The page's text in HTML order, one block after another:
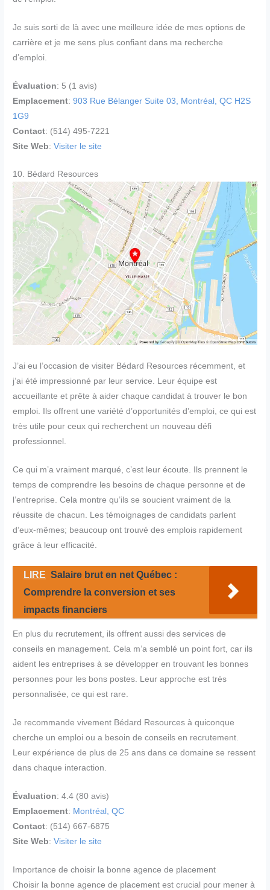
Je suis sorti de là avec une meilleure idée de mes options de
carrière et je me sens plus confiant dans ma recherche
d’emploi.
Évaluation: 5 (1 avis)
Emplacement:903 Rue Bélanger Suite 03, Montréal, QC H2S
1G9
Contact: (514) 495-7221
Site Web:Visiter le site
10. Bédard Resources
J’ai eu l’occasion de visiter Bédard Resources récemment, et
j’ai été impressionné par leur service. Leur équipe est
accueillante et prête à aider chaque candidat à trouver le bon
emploi. Ils offrent une variété d’opportunités d’emploi, ce qui est
très utile pour ceux qui recherchent un nouveau défi
professionnel.
Ce qui m’a vraiment marqué, c’est leur écoute. Ils prennent le
temps de comprendre les besoins de chaque personne et de
l’entreprise. Cela montre qu’ils se soucient vraiment de la
réussite de chacun. Les témoignages de candidats parlent
d’eux-mêmes; beaucoup ont trouvé des emplois rapidement
grâce à leur efficacité.
LIRE Salaire brut en net Québec :
Comprendre la conversion et ses
impacts financiers
En plus du recrutement, ils offrent aussi des services de
conseils en management. Cela m’a semblé un point fort, car ils
aident les entreprises à se développer en trouvant les bonnes
personnes pour les bons postes. Leur approche est très
personnalisée, ce qui est rare.
Je recommande vivement Bédard Resources à quiconque
cherche un emploi ou a besoin de conseils en recrutement.
Leur expérience de plus de 25 ans dans ce domaine se ressent
dans chaque interaction.
Évaluation: 4.4 (80 avis)
Emplacement: Montréal, QC
Contact: (514) 667-6875
Site Web:Visiter le site
Importance de choisir la bonne agence de placement
Choisir la bonne agence de placement est crucial pour mener à